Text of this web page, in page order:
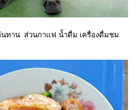
ทาน ส่วนกาแฟ น้ำดื่ม เครื่องดื่มชม